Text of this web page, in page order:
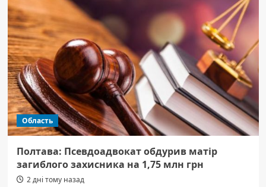
Область
Полтава: Псевдоадвокат обдурив матір
загиблого захисника на 1,75 млн грн
2 дні тому назад